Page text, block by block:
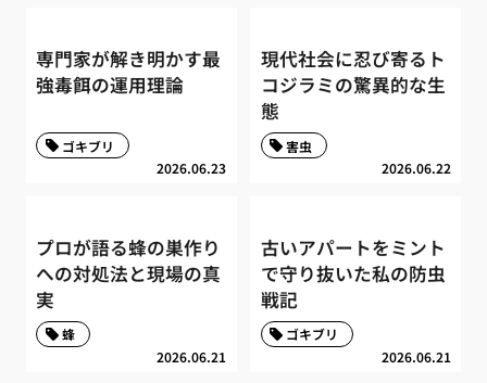
専門家が解き明かす最
強毒餌の運用理論
2026.06.23
ゴキブリ
現代社会に忍び寄るト
コジラミの驚異的な生
態
2026.06.22
害虫
プロが語る蜂の巣作り
への対処法と現場の真
実
2026.06.21
蜂
古いアパートをミント
で守り抜いた私の防虫
戦記
2026.06.21
ゴキブリ